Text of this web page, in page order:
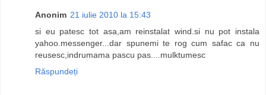
Anonim 21 iulie 2010 la 15:43
si eu patesc tot asa,am reinstalat wind.si nu pot instala
yahoo.messenger...dar spunemi te rog cum safac ca nu
reusesc,indrumama pascu pas....mulktumesc
Răspundeți